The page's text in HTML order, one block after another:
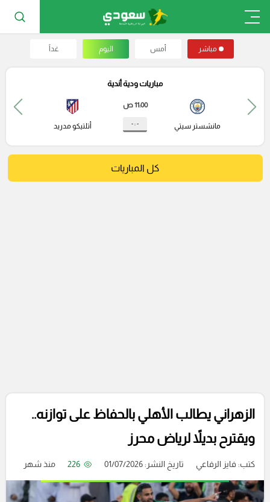
مباشر أمس اليوم غداً
مباريات ودية أندية
مانشستر سيتي
11:00 ص
- : - أتلتيكو مدريد
كل المباريات
الزهراني يطالب الأهلي بالحفاظ على توازنه..
ويقترح بديلاً لرياض محرز
كتب: فايز الرفاعي تاريخ النشر: 01/07/2026 226 منذ شهر